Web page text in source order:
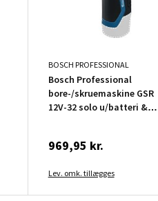
BOSCH PROFESSIONAL
Bosch Professional
bore-/skruemaskine GSR
12V-32 solo u/batteri &
969,95 kr.
Lev. omk. tillægges